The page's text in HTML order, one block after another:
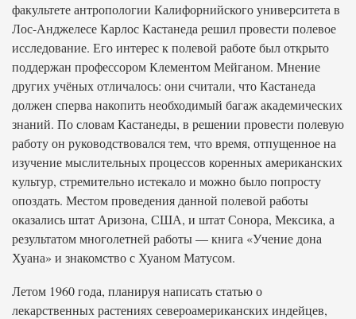
факультете антропологии Калифорнийского университета в
Лос-Анджелесе Карлос Кастанеда решил провести полевое
исследование. Его интерес к полевой работе был открыто
поддержан профессором Клементом Мейганом. Мнение
других учёных отличалось: они считали, что Кастанеда
должен сперва накопить необходимый багаж академических
знаний. По словам Кастанеды, в решении провести полевую
работу он руководствовался тем, что время, отпущенное на
изучение мыслительных процессов коренных американских
культур, стремительно истекало и можно было попросту
опоздать. Местом проведения данной полевой работы
оказались штат Аризона, США, и штат Сонора, Мексика, а
результатом многолетней работы — книга «Учение дона
Хуана» и знакомство с Хуаном Матусом.
Летом 1960 года, планируя написать статью о
лекарственных растениях североамериканских индейцев,